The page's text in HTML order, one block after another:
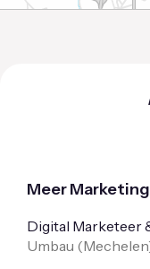
Meer
Digital Marketeer
Umbau (Mechelen